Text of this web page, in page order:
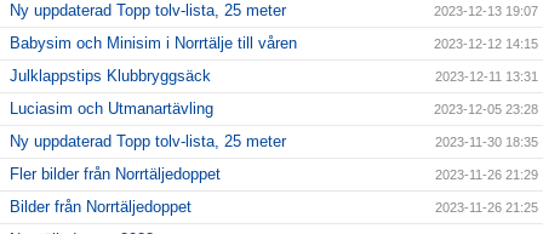
Ny uppdaterad Topp tolv-lista, 25 meter 2023-12-13 19:07
Babysim och Minisim i Norrtälje till våren 2023-12-12 14:15
Julklappstips Klubbryggsäck 2023-12-11 13:31
Luciasim och Utmanartävling 2023-12-05 23:28
Ny uppdaterad Topp tolv-lista, 25 meter 2023-11-30 18:35
Fler bilder från Norrtäljedoppet 2023-11-26 21:29
Bilder från Norrtäljedoppet 2023-11-26 21:25